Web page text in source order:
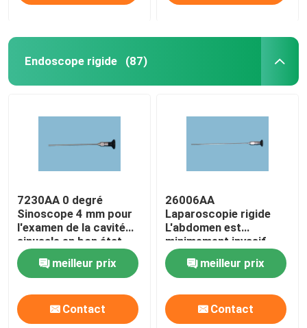
Vidéos
Visite de l'usine
Contrôle de la qualité
Nous contacter
Endoscope rigide (87)
7230AA 0 degré
Sinoscope 4 mm pour
l'examen de la cavité
sinusale en bon état
meilleur prix
Contact
26006AA
Laparoscopie rigide
L'abdomen est
minimement invasif
Laparoscopie du
bassin Visualisation
meilleur prix
Contact